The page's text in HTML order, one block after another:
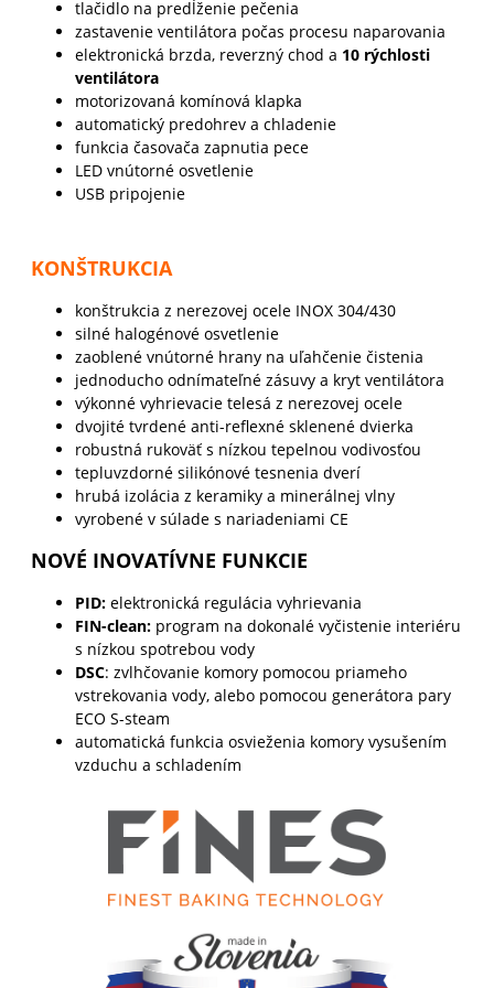
tlačidlo na predĺženie pečenia
zastavenie ventilátora počas procesu naparovania
elektronická brzda, reverzný chod a 10 rýchlosti
ventilátora
motorizovaná komínová klapka
automatický predohrev a chladenie
funkcia časovača zapnutia pece
LED vnútorné osvetlenie
USB pripojenie
KONŠTRUKCIA
konštrukcia z nerezovej ocele INOX 304/430
silné halogénové osvetlenie
zaoblené vnútorné hrany na uľahčenie čistenia
jednoducho odnímateľné zásuvy a kryt ventilátora
výkonné vyhrievacie telesá z nerezovej ocele
dvojité tvrdené anti-reflexné sklenené dvierka
robustná rukoväť s nízkou tepelnou vodivosťou
tepluvzdorné silikónové tesnenia dverí
hrubá izolácia z keramiky a minerálnej vlny
vyrobené v súlade s nariadeniami CE
NOVÉ INOVATÍVNE FUNKCIE
PID: elektronická regulácia vyhrievania
FIN-clean: program na dokonalé vyčistenie interiéru
s nízkou spotrebou vody
DSC: zvlhčovanie komory pomocou priameho
vstrekovania vody, alebo pomocou generátora pary
ECO S-steam
automatická funkcia osvieženia komory vysušením
vzduchu a schladením